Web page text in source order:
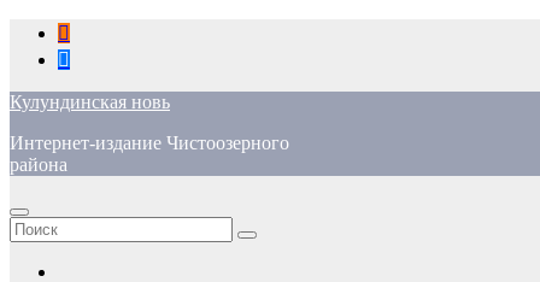
Перейти
содержимому
Кулундинская новь
Интернет-издание Чистоозерного
района